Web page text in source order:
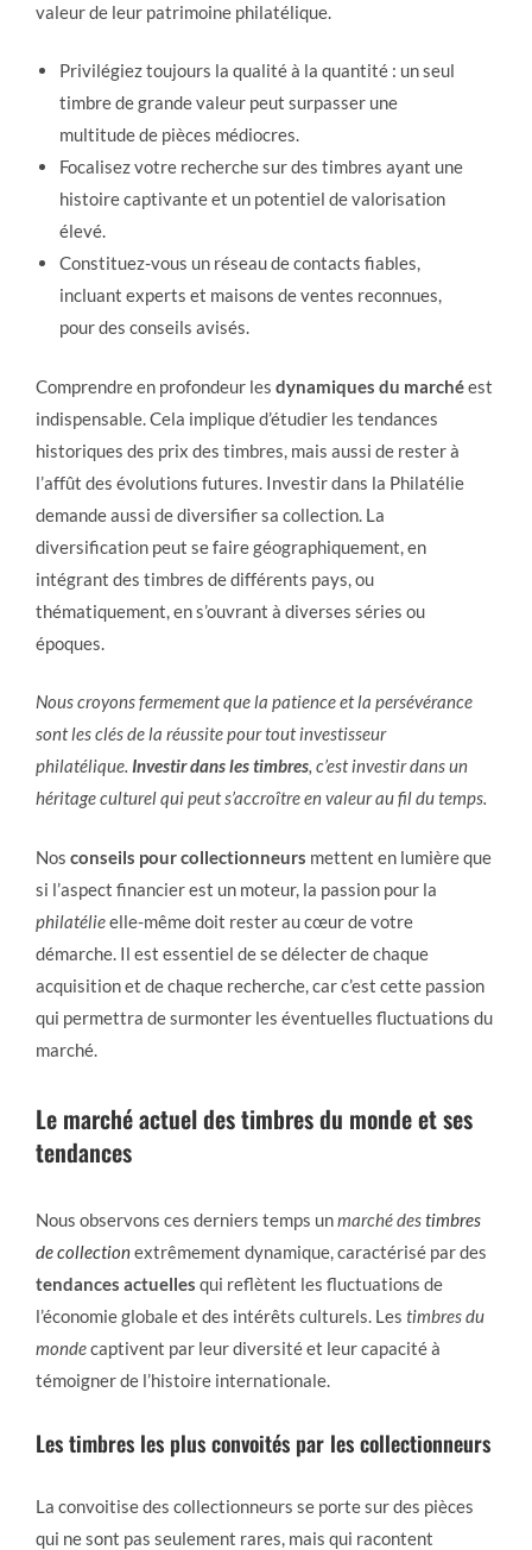
valeur de leur patrimoine philatélique.
Privilégiez toujours la qualité à la quantité : un seul
timbre de grande valeur peut surpasser une
multitude de pièces médiocres.
Focalisez votre recherche sur des timbres ayant une
histoire captivante et un potentiel de valorisation
élevé.
Constituez-vous un réseau de contacts fiables,
incluant experts et maisons de ventes reconnues,
pour des conseils avisés.
Comprendre en profondeur les dynamiques du marchéest
indispensable. Cela implique d’étudier les tendances
historiques des prix des timbres, mais aussi de rester à
l’affût des évolutions futures. Investir dans la Philatélie
demande aussi de diversifier sa collection. La
diversification peut se faire géographiquement, en
intégrant des timbres de différents pays, ou
thématiquement, en s’ouvrant à diverses séries ou
époques.
Nous croyons fermement que la patience et la persévérance
sont les clés de la réussite pour tout investisseur
philatélique. Investir dans les timbres, c’est investir dans un
héritage culturel qui peut s’accroître en valeur au fil du temps.
Nos conseils pour collectionneurs mettent en lumière que
si l’aspect financier est un moteur, la passion pour la
philatélieelle-même doit rester au cœur de votre
démarche. Il est essentiel de se délecter de chaque
acquisition et de chaque recherche, car c’est cette passion
qui permettra de surmonter les éventuelles fluctuations du
marché.
Le marché actuel des timbres du monde et ses
tendances
Nous observons ces derniers temps unmarché destimbres
de collectionextrêmement dynamique, caractérisé par des
tendances actuelles qui reflètent les fluctuations de
l’économie globale et des intérêts culturels. Les timbres du
mondecaptivent par leur diversité et leur capacité à
témoigner de l’histoire internationale.
Les timbres les plus convoités par les collectionneurs
La convoitise des collectionneurs se porte sur des pièces
qui ne sont pas seulement rares, mais qui racontent